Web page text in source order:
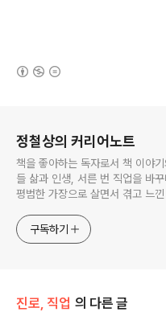
정철상의 커리어노트
책을 좋아하는 독자로서 책 이야
들 삶과 인생, 서른 번 직업을 바
평범한 가장으로 살면서 겪고 느
고픈 커리어코치, 유튜브: 정교수의
구독하기
진로, 직업 의 다른 글